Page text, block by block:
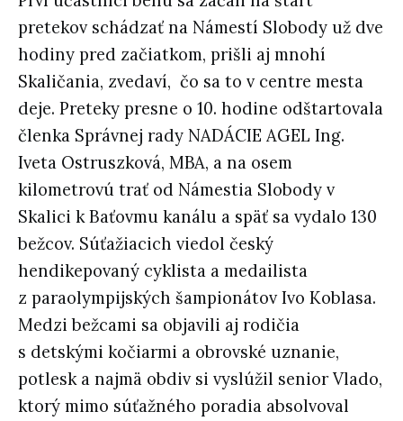
pretekov schádzať na Námestí Slobody už dve
hodiny pred začiatkom, prišli aj mnohí
Skaličania, zvedaví, čo sa to v centre mesta
deje. Preteky presne o 10. hodine odštartovala
členka Správnej rady NADÁCIE AGEL Ing.
Iveta Ostruszková, MBA, a na osem
kilometrovú trať od Námestia Slobody v
Skalici k Baťovmu kanálu a späť sa vydalo 130
bežcov. Súťažiacich viedol český
hendikepovaný cyklista a medailista
z paraolympijských šampionátov Ivo Koblasa.
Medzi bežcami sa objavili aj rodičia
s detskými kočiarmi a obrovské uznanie,
potlesk a najmä obdiv si vyslúžil senior Vlado,
ktorý mimo súťažného poradia absolvoval